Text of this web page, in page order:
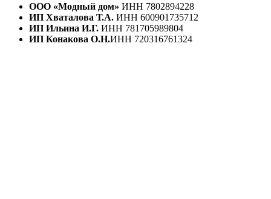
ООО «Модный дом» ИНН 7802894228
ИП Хваталова Т.А. ИНН 600901735712
ИП Ильина И.Г. ИНН 781705989804
ИП Конакова О.Н.ИНН 720316761324